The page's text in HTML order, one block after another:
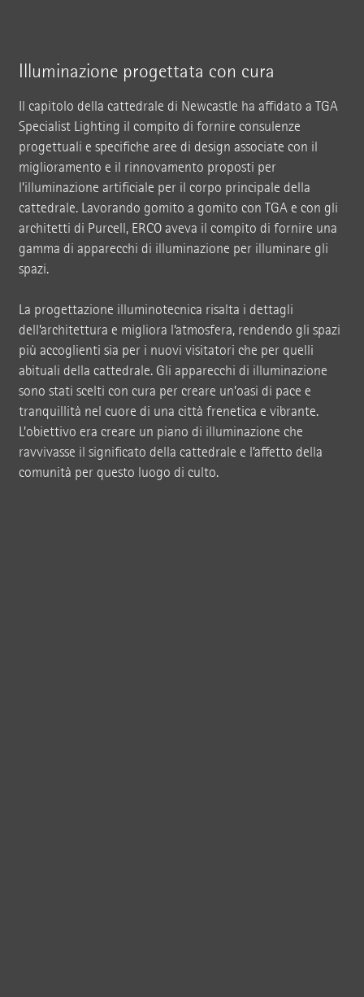
Illuminazione progettata con cura
Il capitolo della cattedrale di Newcastle ha affidato a TGA
Specialist Lighting il compito di fornire consulenze
progettuali e specifiche aree di design associate con il
miglioramento e il rinnovamento proposti per
l’illuminazione artificiale per il corpo principale della
cattedrale. Lavorando gomito a gomito con TGA e con gli
architetti di Purcell, ERCO aveva il compito di fornire una
gamma di apparecchi di illuminazione per illuminare gli
spazi.
La progettazione illuminotecnica risalta i dettagli
dell’architettura e migliora l’atmosfera, rendendo gli spazi
più accoglienti sia per i nuovi visitatori che per quelli
abituali della cattedrale. Gli apparecchi di illuminazione
sono stati scelti con cura per creare un’oasi di pace e
tranquillità nel cuore di una città frenetica e vibrante.
L’obiettivo era creare un piano di illuminazione che
ravvivasse il significato della cattedrale e l’affetto della
comunità per questo luogo di culto.